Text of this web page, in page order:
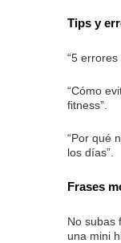
Tips y
“5 errores
“Cómo
fitness”.
“Por qué
los días”.
Frases
No subas
una mini